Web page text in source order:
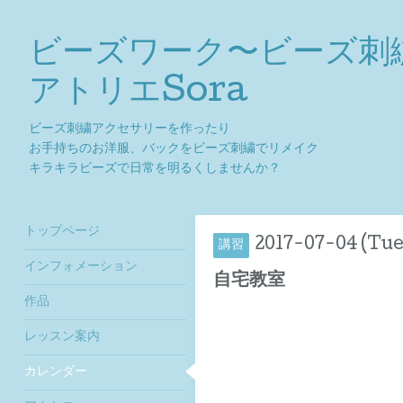
ビーズワーク〜ビーズ刺
アトリエSora
ビーズ刺繍アクセサリーを作ったり
お手持ちのお洋服、バックをビーズ刺繍でリメイク
キラキラビーズで日常を明るくしませんか？
講習 2017-07-04
自宅教室
トップページ
インフォメーション
作品
レッスン案内
カレンダー